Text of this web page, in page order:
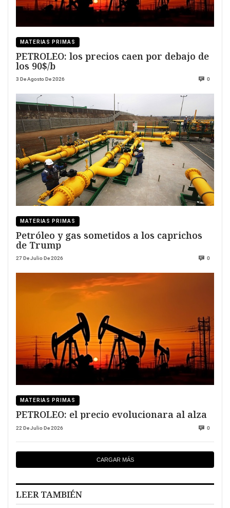
MATERIAS PRIMAS
PETROLEO: los precios caen por debajo de
los 90$/b
3 De Agosto De 2026 0
MATERIAS PRIMAS
Petróleo y gas sometidos a los caprichos
de Trump
27 De Julio De 2026 0
MATERIAS PRIMAS
PETROLEO: el precio evolucionara al alza
22 De Julio De 2026 0
CARGAR MÁS
LEER TAMBIÉN